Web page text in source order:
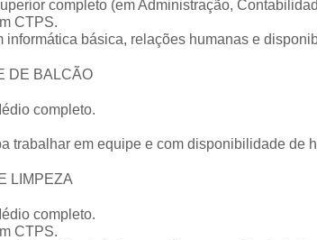
completo (em Administração,
CTPS.
informática básica, relações humanas e
DE BALCÃO
completo.
trabalhar em equipe e com disponibilidade de
LIMPEZA
completo.
CTPS.